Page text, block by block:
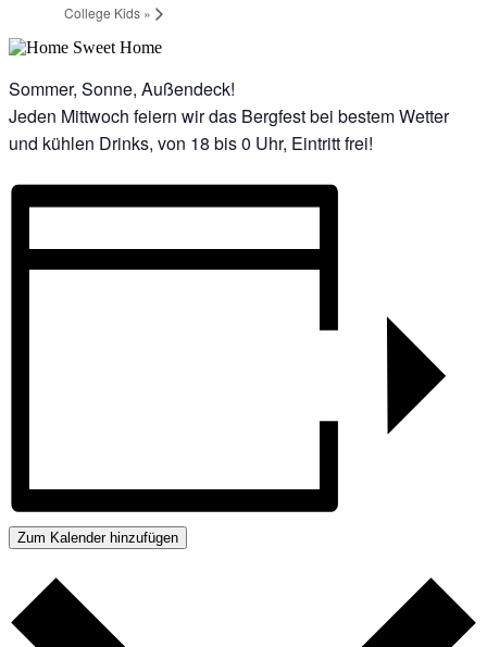
College Kids »
Sommer, Sonne, Außendeck!
Jeden Mittwoch feiern wir das Bergfest bei bestem Wetter
und kühlen Drinks, von 18 bis 0 Uhr, Eintritt frei!
Zum Kalender hinzufügen